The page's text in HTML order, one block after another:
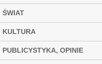
ŚWIAT
KULTURA
PUBLICYSTYKA, OPINIE